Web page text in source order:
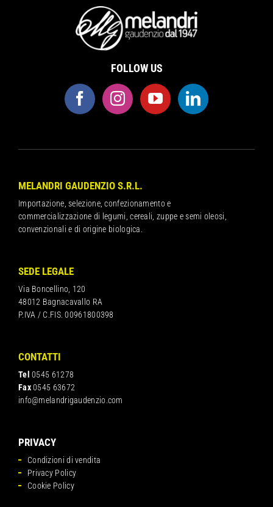
FOLLOW US
MELANDRI GAUDENZIO S.R.L.
Importazione, selezione, confezionamento e
commercializzazione di legumi, cereali, zuppe e semi oleosi,
convenzionali e di origine biologica.
SEDE LEGALE
Via Boncellino, 120
48012 Bagnacavallo RA
P.IVA / C.FIS. 00961800398
CONTATTI
Tel 0545 61278
Fax0545 63672
info@melandrigaudenzio.com
PRIVACY
Condizioni di vendita
Privacy Policy
Cookie Policy